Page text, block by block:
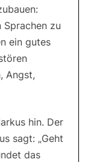
Sprachen zu
ein gutes
Angst,
hin. Der
sagt: „Geht
das